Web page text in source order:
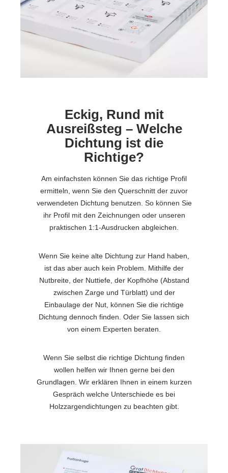
Eckig, Rund mit
Ausreißsteg – Welche
Dichtung ist die
Richtige?
Am einfachsten können Sie das richtige Profil
ermitteln, wenn Sie den Querschnitt der zuvor
verwendeten Dichtung benutzen. So können Sie
ihr Profil mit den Zeichnungen oder unseren
praktischen 1:1-Ausdrucken abgleichen.
Wenn Sie keine alte Dichtung zur Hand haben,
ist das aber auch kein Problem. Mithilfe der
Nutbreite, der Nuttiefe, der Kopfhöhe (Abstand
zwischen Zarge und Türblatt) und der
Einbaulage der Nut, können Sie die richtige
Dichtung dennoch finden. Oder Sie lassen sich
von einem Experten beraten.
Wenn Sie selbst die richtige Dichtung finden
wollen helfen wir Ihnen gerne bei den
Grundlagen. Wir erklären Ihnen in einem kurzen
Gespräch welche Unterschiede es bei
Holzzargendichtungen zu beachten gibt.